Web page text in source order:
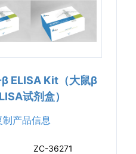
ELISA Kit（大鼠β
试剂盒）
制产品信息
ZC-36271